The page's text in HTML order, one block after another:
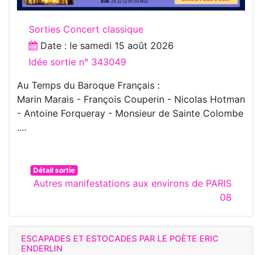
Sorties Concert classique
Date : le samedi 15 août 2026
Idée sortie n° 343049
Au Temps du Baroque Français :
Marin Marais - François Couperin - Nicolas Hotman
- Antoine Forqueray - Monsieur de Sainte Colombe
....
Détail sortie
Autres manifestations aux environs de PARIS
08
ESCAPADES ET ESTOCADES PAR LE POÈTE ERIC
ENDERLIN